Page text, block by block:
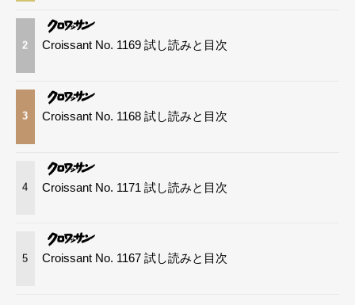
2 Croissant No. 1169 試し読みと目次
3 Croissant No. 1168 試し読みと目次
4 Croissant No. 1171 試し読みと目次
5 Croissant No. 1167 試し読みと目次